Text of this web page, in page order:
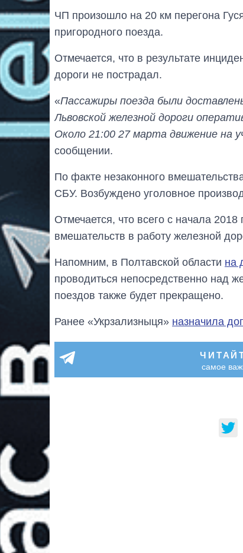
ЧП произошло на 20 км перегона
пригородного поезда.
Отмечается, что в результате
дороги не пострадал.
«Пассажиры поезда были
Львовской железной дороги
Около 21:00 27 марта движение на
сообщении.
По факте незаконного
СБУ. Возбуждено уголовное
Отмечается, что всего с начала
вмешательств в работу железной
Напомним, в Полтавской области на
проводиться непосредственно над
поездов также будет прекращено.
Ранее «Укрзализныця» назначила
самое